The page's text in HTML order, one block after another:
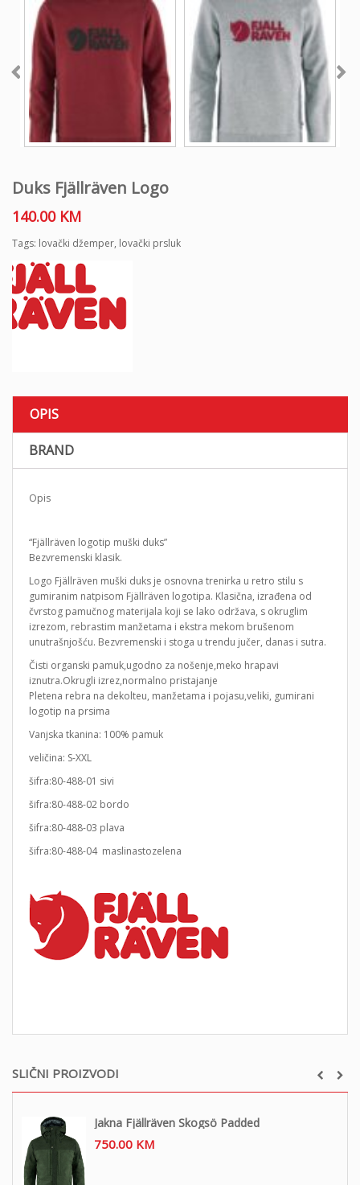
SLIČNI PROIZVODI
Jakna Fjällräven Skogsö Padded
750.00 KM
Duks Fjällräven Logo
140.00 KM
Tags: lovački džemper, lovački prsluk
OPIS
BRAND
Opis
“Fjällräven logotip muški duks”
Bezvremenski klasik.
Logo Fjällräven muški duks je osnovna trenirka u retro stilu s
gumiranim natpisom Fjällräven logotipa. Klasična, izrađena od
čvrstog pamučnog materijala koji se lako održava, s okruglim
izrezom, rebrastim manžetama i ekstra mekom brušenom
unutrašnjošću. Bezvremenski i stoga u trendu jučer, danas i sutra.
Čisti organski pamuk,ugodno za nošenje,meko hrapavi
iznutra.Okrugli izrez,normalno pristajanje
Pletena rebra na dekolteu, manžetama i pojasu,veliki, gumirani
logotip na prsima
Vanjska tkanina: 100% pamuk
veličina: S-XXL
šifra:80-488-01 sivi
šifra:80-488-02 bordo
šifra:80-488-03 plava
šifra:80-488-04 maslinastozelena